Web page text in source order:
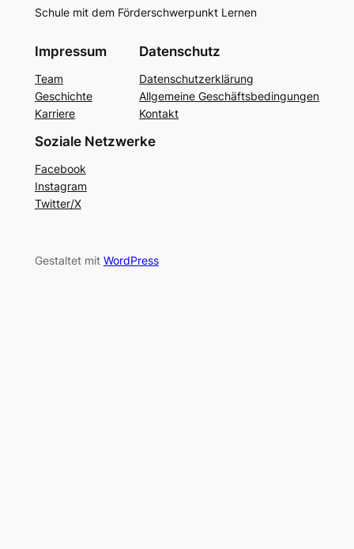
Schule mit dem Förderschwerpunkt Lernen
Impressum
Team
Geschichte
Karriere
Datenschutz
Datenschutzerklärung
Allgemeine Geschäftsbedingungen
Kontakt
Soziale Netzwerke
Facebook
Instagram
Twitter/X
Gestaltet mit WordPress